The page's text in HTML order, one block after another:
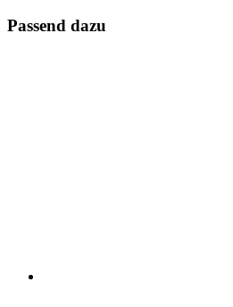
Passend dazu